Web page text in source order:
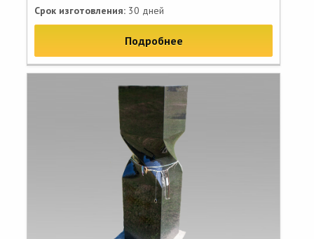
Срок изготовления: 30 дней
Подробнее